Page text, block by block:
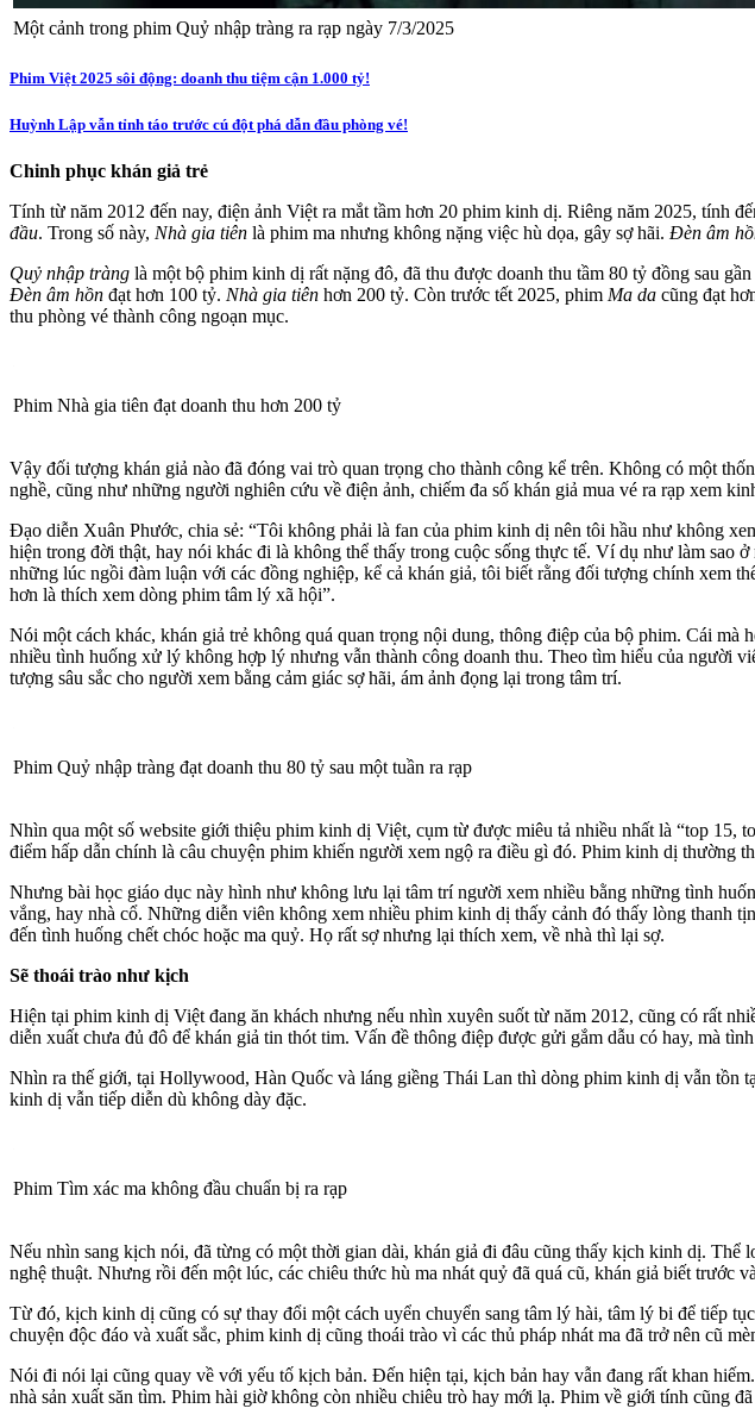
Một cảnh trong phim Quỷ nhập tràng ra rạp ngày 7/3/2025
Phim Việt 2025 sôi động: doanh thu tiệm cận 1.000 tỷ!
Huỳnh Lập vẫn tỉnh táo trước cú đột phá dẫn đầu phòng vé!
Chinh phục khán giả trẻ
Tính từ năm 2012 đến nay, điện ảnh Việt ra mắt tầm hơn 20 phim kinh dị. Riêng năm 2025, tính
đầu. Trong số này, Nhà gia tiên là phim ma nhưng không nặng việc hù dọa, gây sợ hãi. Đèn âm
Quỷ nhập tràng là một bộ phim kinh dị rất nặng đô, đã thu được doanh thu tầm 80 tỷ đồng sau
Đèn âm hồn đạt hơn 100 tỷ. Nhà gia tiên hơn 200 tỷ. Còn trước tết 2025, phim Ma da cũng đạt
thu phòng vé thành công ngoạn mục.
Phim Nhà gia tiên đạt doanh thu hơn 200 tỷ
Vậy đối tượng khán giả nào đã đóng vai trò quan trọng cho thành công kể trên. Không có một
nghề, cũng như những người nghiên cứu về điện ảnh, chiếm đa số khán giả mua vé ra rạp xem
Đạo diễn Xuân Phước, chia sẻ: “Tôi không phải là fan của phim kinh dị nên tôi hầu như không
hiện trong đời thật, hay nói khác đi là không thể thấy trong cuộc sống thực tế. Ví dụ như làm sao
những lúc ngồi đàm luận với các đồng nghiệp, kể cả khán giả, tôi biết rằng đối tượng chính xem
hơn là thích xem dòng phim tâm lý xã hội”.
Nói một cách khác, khán giả trẻ không quá quan trọng nội dung, thông điệp của bộ phim. Cái
nhiều tình huống xử lý không hợp lý nhưng vẫn thành công doanh thu. Theo tìm hiểu của người
tượng sâu sắc cho người xem bằng cảm giác sợ hãi, ám ảnh đọng lại trong tâm trí.
Phim Quỷ nhập tràng đạt doanh thu 80 tỷ sau một tuần ra rạp
Nhìn qua một số website giới thiệu phim kinh dị Việt, cụm từ được miêu tả nhiều nhất là “top
điểm hấp dẫn chính là câu chuyện phim khiến người xem ngộ ra điều gì đó. Phim kinh dị thường
Nhưng bài học giáo dục này hình như không lưu lại tâm trí người xem nhiều bằng những tình
vắng, hay nhà cổ. Những diễn viên không xem nhiều phim kinh dị thấy cảnh đó thấy lòng thanh
đến tình huống chết chóc hoặc ma quỷ. Họ rất sợ nhưng lại thích xem, về nhà thì lại sợ.
Sẽ thoái trào như kịch
Hiện tại phim kinh dị Việt đang ăn khách nhưng nếu nhìn xuyên suốt từ năm 2012, cũng có rất
diễn xuất chưa đủ đô để khán giả tin thót tim. Vấn đề thông điệp được gửi gắm dẫu có hay, mà
Nhìn ra thế giới, tại Hollywood, Hàn Quốc và láng giềng Thái Lan thì dòng phim kinh dị vẫn tồn
kinh dị vẫn tiếp diễn dù không dày đặc.
Phim Tìm xác ma không đầu chuẩn bị ra rạp
Nếu nhìn sang kịch nói, đã từng có một thời gian dài, khán giả đi đâu cũng thấy kịch kinh dị.
nghệ thuật. Nhưng rồi đến một lúc, các chiêu thức hù ma nhát quỷ đã quá cũ, khán giả biết trước
Từ đó, kịch kinh dị cũng có sự thay đổi một cách uyển chuyển sang tâm lý hài, tâm lý bi để tiếp
chuyện độc đáo và xuất sắc, phim kinh dị cũng thoái trào vì các thủ pháp nhát ma đã trở nên cũ
Nói đi nói lại cũng quay về với yếu tố kịch bản. Đến hiện tại, kịch bản hay vẫn đang rất khan
nhà sản xuất săn tìm. Phim hài giờ không còn nhiều chiêu trò hay mới lạ. Phim về giới tính cũng